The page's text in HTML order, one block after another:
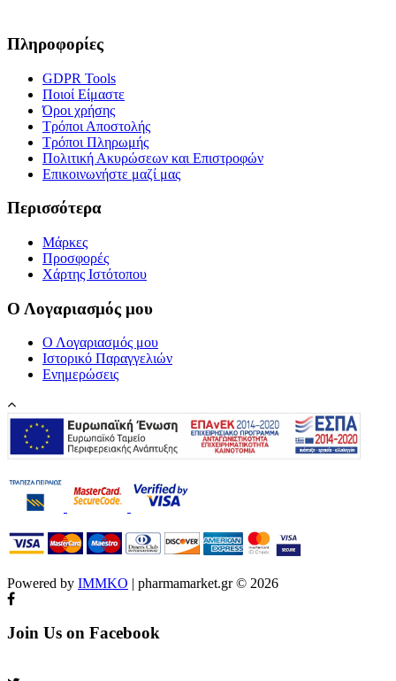
Πληροφορίες
GDPR Tools
Ποιοί Είμαστε
Όροι χρήσης
Τρόποι Αποστολής
Τρόποι Πληρωμής
Πολιτική Ακυρώσεων και Επιστροφών
Επικοινωνήστε μαζί μας
Περισσότερα
Μάρκες
Προσφορές
Χάρτης Ιστότοπου
Ο Λογαριασμός μου
Ο Λογαριασμός μου
Ιστορικό Παραγγελιών
Ενημερώσεις
Powered by IMMKO | pharmamarket.gr © 2026
Join Us on Facebook